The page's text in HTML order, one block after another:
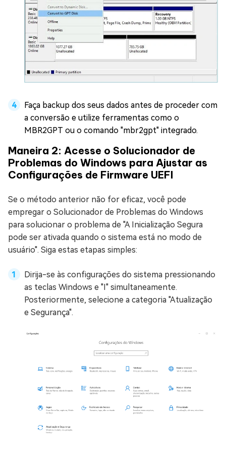
Faça backup dos seus dados antes de proceder com
a conversão e utilize ferramentas como o
MBR2GPT ou o comando "mbr2gpt" integrado.
Maneira 2: Acesse o Solucionador de
Problemas do Windows para Ajustar as
Configurações de Firmware UEFI
Se o método anterior não for eficaz, você pode
empregar o Solucionador de Problemas do Windows
para solucionar o problema de "A Inicialização Segura
pode ser ativada quando o sistema está no modo de
usuário". Siga estas etapas simples:
Dirija-se às configurações do sistema pressionando
as teclas Windows e "I" simultaneamente.
Posteriormente, selecione a categoria "Atualização
e Segurança".